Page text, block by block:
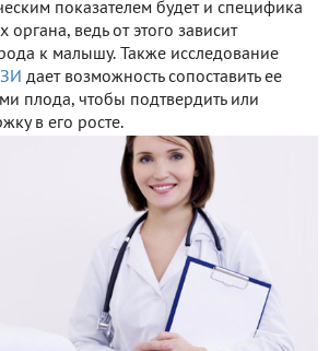
показателем будет и специфика
органа, ведь от этого зависит
к малышу. Также исследование
дает возможность сопоставить ее
плода, чтобы подтвердить или
в его росте.